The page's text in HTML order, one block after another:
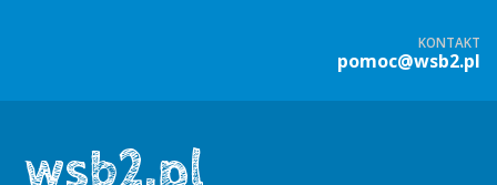
KONTAKT
pomoc@wsb2.pl